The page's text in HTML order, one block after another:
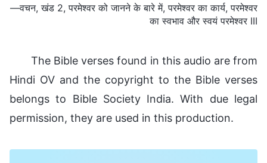
—वचन, खंड 2, परमेश्वर को जानने के बारे में, परमेश्वर का कार्य, परमेश्वर
का स्वभाव और स्वयं परमेश्वर III
The Bible verses found in this audio are from
Hindi OV and the copyright to the Bible verses
belongs to Bible Society India. With due legal
permission, they are used in this production.